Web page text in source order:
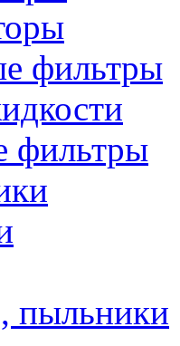
фильтры
фильтры
пыльники